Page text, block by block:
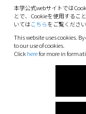
本学公式webサイトでは
とで、Cookieを使用するこ
いてはこちらをご覧ください
This website uses cookies.
to our use of cookies.
Clickherefor more in
10-13 Dogo-
Phone: +81 89-927-
(C)